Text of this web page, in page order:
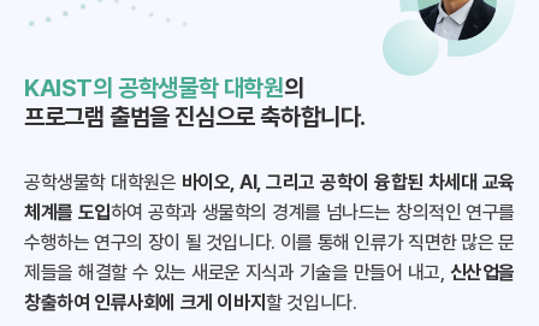
KAIST의 공학생물학 대학원의
프로그램 출범을 진심으로 축하합니다.
공학생물학 대학원은 바이오, AI, 그리고 공학이 융합된 차세대 교육
체계를 도입하여 공학과 생물학의 경계를 넘나드는 창의적인 연구를
수행하는 연구의 장이 될 것입니다. 이를 통해 인류가 직면한 많은 문
제들을 해결할 수 있는 새로운 지식과 기술을 만들어 내고, 신산업을
창출하여 인류사회에 크게 이바지할 것입니다.